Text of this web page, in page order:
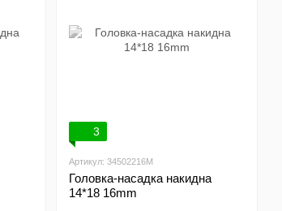
3
Артикул: 34502216M
Головка-насадка накидна
14*18 16mm